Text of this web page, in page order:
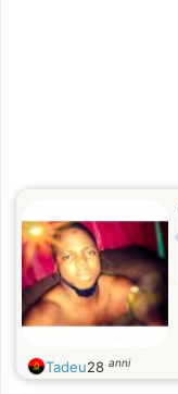
Tadeu28 anni